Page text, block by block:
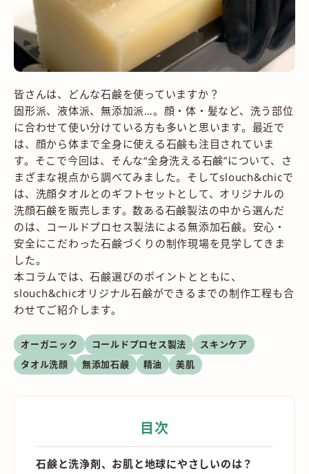
皆さんは、どんな石鹸を使っていますか？
固形派、液体派、無添加派…。顔・体・髪など、洗う部位
に合わせて使い分けている方も多いと思います。最近で
は、顔から体まで全身に使える石鹸も注目されていま
す。そこで今回は、そんな“全身洗える石鹸”について、さ
まざまな視点から調べてみました。そしてslouch&chicで
は、洗顔タオルとのギフトセットとして、オリジナルの
洗顔石鹸を販売します。数ある石鹸製法の中から選んだ
のは、コールドプロセス製法による無添加石鹸。安心・
安全にこだわった石鹸づくりの制作現場を見学してきま
した。
本コラムでは、石鹸選びのポイントとともに、
slouch&chicオリジナル石鹸ができるまでの制作工程も合
わせてご紹介します。
オーガニック コールドプロセス製法
スキンケア
タオル洗顔
無添加石鹸 精油 美肌
目次
石鹸と洗浄剤、お肌と地球にやさしいのは？